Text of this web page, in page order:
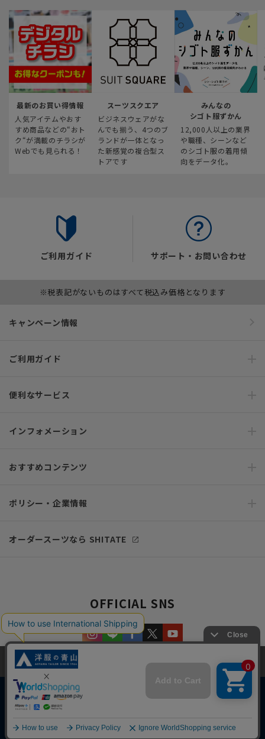
最新のお買い得情報
人気アイテムやおす
すめ商品などの“おト
ク“が満載のチラシが
Webでも見られる！
スーツスクエア
ビジネスウェアがな
んでも揃う、4つのブ
ランドが一体となっ
た新感覚の複合型ス
トアです
みんなの
シゴト服ずかん
12,000人以上の業界
や職種、シーンなど
のシゴト服の着用傾
向をデータ化。
ご利用ガイド サポート・お問い合わせ
※税表記がないものはすべて税込み価格となります
キャンペーン情報
ご利用ガイド
便利なサービス
インフォメーション
おすすめコンテンツ
ポリシー・企業情報
オーダースーツなら SHITATE
OFFICIAL SNS
Copyright © AOYAMA TRADING Co.,Ltd. All Rights Reserved
当サイトでは、快適な閲覧体験とコンテンツ改善のためにCookieを使用
しています。閲覧を続けることで、Cookieの使用に同意したものとみな
します。詳細については
同意して閉じる